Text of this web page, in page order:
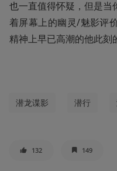
也一直值得怀疑，但是当
着屏幕上的幽灵/魅影评
精神上早已高潮的他此刻
潜龙谍影 潜行
132 149